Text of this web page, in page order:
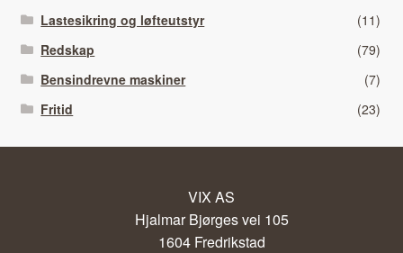
Lastesikring og løfteutstyr
(11)
Redskap
(79)
Bensindrevne maskiner
(7)
Fritid
(23)
VIX AS
Hjalmar Bjørges vei 105
1604 Fredrikstad